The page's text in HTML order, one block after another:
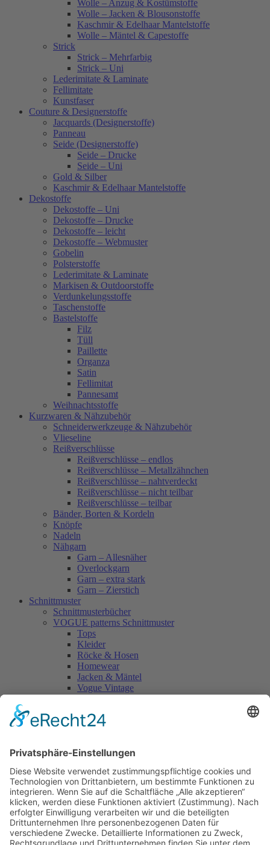
Wolle – Anzug & Kostümstoffe
Wolle – Jacken & Blousonstoffe
Kaschmir & Edelhaar Mantelstoffe
Wolle – Mäntel & Capestoffe
Strick
Strick – Mehrfarbig
Strick – Uni
Lederimitate & Laminate
Fellimitate
Kunstfaser
Couture & Designerstoffe
Jacquards (Designerstoffe)
Panneau
Seide (Designerstoffe)
Seide – Drucke
Seide – Uni
Gold & Silber
Kaschmir & Edelhaar Mantelstoffe
Dekostoffe
Dekostoffe – Uni
Dekostoffe – Drucke
Dekostoffe – leicht
Dekostoffe – Webmuster
Gobelin
Polsterstoffe
Lederimitate & Laminate
Markisen & Outdoorstoffe
Verdunkelungsstoffe
Taschenstoffe
Bastelstoffe
Filz
Tüll
Paillette
Organza
Satin
Fellimitat
Pannesamt
Weihnachtsstoffe
Kurzwaren & Nähzubehör
Schneiderwerkzeuge & Nähzubehör
Vlieseline
Reißverschlüsse
Reißverschlüsse – endlos
Reißverschlüsse – Metallzähnchen
Reißverschlüsse – nahtverdeckt
Reißverschlüsse – nicht teilbar
Reißverschlüsse – teilbar
Bänder, Borten & Kordeln
Knöpfe
Nadeln
Nähgarn
Garn – Allesnäher
Overlockgarn
Garn – extra stark
Garn – Zierstich
Schnittmuster
Schnittmusterbücher
VOGUE patterns Schnittmuster
Tops
Kleider
Röcke & Hosen
Homewear
Jacken & Mäntel
Vogue Vintage
Accessoires
Kleider
Homewear
Jacken & Mäntel
Curvy
Herren
Kids
Burda Fantasy
Accessoires & Deko